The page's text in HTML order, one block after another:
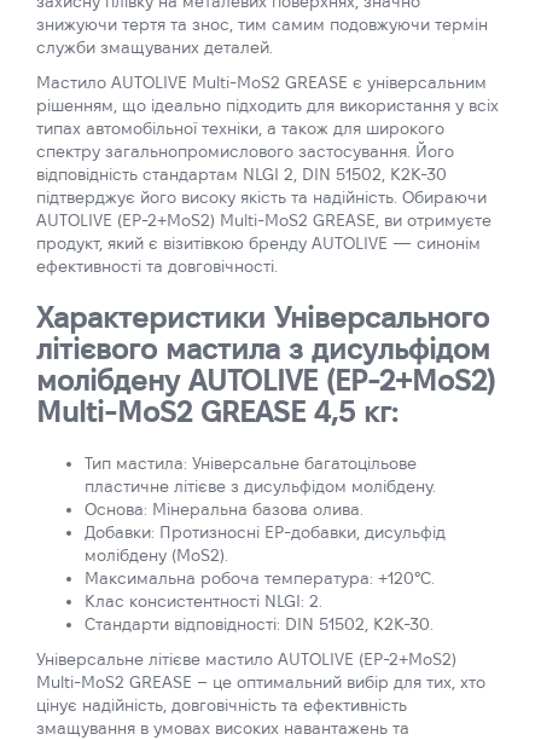
знижуючи тертя та знос, тим самим подовжуючи термін
служби змащуваних деталей.
Мастило AUTOLIVE Multi-MoS2 GREASE є універсальним
рішенням, що ідеально підходить для використання у всіх
типах автомобільної техніки, а також для широкого
спектру загальнопромислового застосування. Його
відповідність стандартам NLGI 2, DIN 51502, K2K-30
підтверджує його високу якість та надійність. Обираючи
AUTOLIVE (EP-2+MoS2) Multi-MoS2 GREASE, ви отримуєте
продукт, який є візитівкою бренду AUTOLIVE — синонім
ефективності та довговічності.
Характеристики Універсального
літієвого мастила з дисульфідом
молібдену AUTOLIVE (EP-2+MoS2)
Multi-MoS2 GREASE 4,5 кг:
Тип мастила: Універсальне багатоцільове
пластичне літієве з дисульфідом молібдену.
Основа: Мінеральна базова олива.
Добавки: Протизносні ЕР-добавки, дисульфід
молібдену (MoS2).
Максимальна робоча температура: +120°C.
Клас консистентності NLGI: 2.
Стандарти відповідності: DIN 51502, K2K-30.
Універсальне літієве мастило AUTOLIVE (EP-2+MoS2)
Multi-MoS2 GREASE – це оптимальний вибір для тих, хто
цінує надійність, довговічність та ефективність
змащування в умовах високих навантажень та